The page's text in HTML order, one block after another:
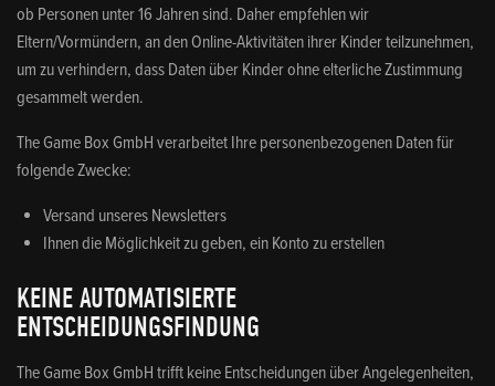
ob Personen unter 16 Jahren sind. Daher empfehlen wir
Eltern/Vormündern, an den Online-Aktivitäten ihrer Kinder teilzunehmen,
um zu verhindern, dass Daten über Kinder ohne elterliche Zustimmung
gesammelt werden.
The Game Box GmbH verarbeitet Ihre personenbezogenen Daten für
folgende Zwecke:
Versand unseres Newsletters
Ihnen die Möglichkeit zu geben, ein Konto zu erstellen
KEINE AUTOMATISIERTE
ENTSCHEIDUNGSFINDUNG
The Game Box GmbH trifft keine Entscheidungen über Angelegenheiten,